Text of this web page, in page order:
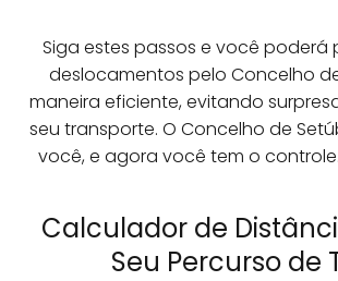
Siga estes passos e você poderá
deslocamentos pelo Concelho
maneira eficiente, evitando
seu transporte. O Concelho de
você, e agora você tem o
Calculador de
Seu Percurso de